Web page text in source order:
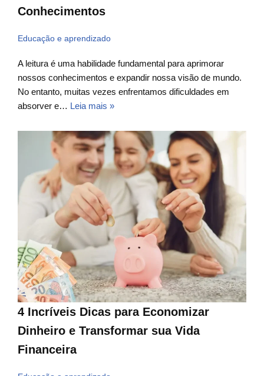
Conhecimentos
Educação e aprendizado
A leitura é uma habilidade fundamental para aprimorar
nossos conhecimentos e expandir nossa visão de mundo.
No entanto, muitas vezes enfrentamos dificuldades em
absorver e… Leia mais »
4 Incríveis Dicas para Economizar
Dinheiro e Transformar sua Vida
Financeira